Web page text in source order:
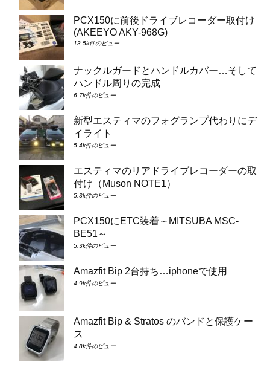
PCX150に前後ドライブレコーダー取付け
(AKEEYO AKY-968G)
13.5k件のビュー
ナックルガードとハンドルカバー…そして
ハンドル周りの完成
6.7k件のビュー
新型エスティマのフォグランプ代わりにデ
イライト
5.4k件のビュー
エスティマのリアドライブレコーダーの取
付け（Muson NOTE1）
5.3k件のビュー
PCX150にETC装着～MITSUBA MSC-
BE51～
5.3k件のビュー
Amazfit Bip 2台持ち…iphoneで使用
4.9k件のビュー
Amazfit Bip & Stratos のバンドと保護ケー
ス
4.8k件のビュー